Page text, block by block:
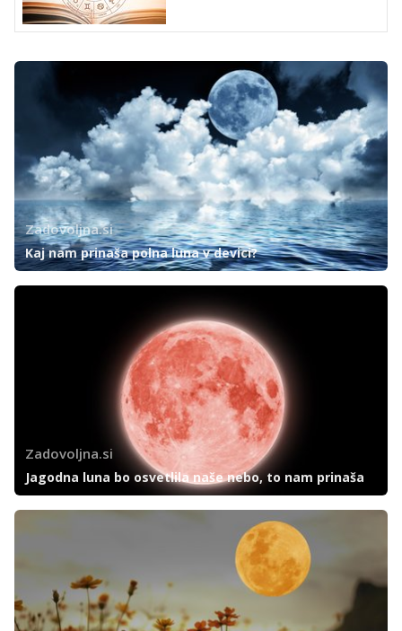
Zadovoljna.si
Kaj nam prinaša polna luna v devici?
Zadovoljna.si
Jagodna luna bo osvetlila naše nebo, to nam prinaša